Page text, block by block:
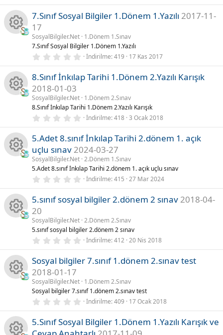
o
n
a
k
o
n
z
(
l
r
)
a
y
a
k
o
n
0
l
d
ı
z
(
a
r
a
y
a
k
o
n
u
7.Sınıf Sosyal Bilgiler 1.Dönem 1.Yazılı 2017-11-
17
SosyalBilgiler.Net 1.Dönem 1.Sınav
7.Sınıf Sosyal Bilgiler 1.Dönem 1.Yazılı
0
0
y
l
d
ı
z
(
a
r
)
İndirilme 419 17 Kas 2017
a
y
a
k
o
n
u
8.Sınıf İnkılap Tarihi 1.Dönem 2.Yazılı Karışık
2018-01-03
SosyalBilgiler.Net 1.Dönem 2.Sınav
8.Sınıf İnkılap Tarihi 1.Dönem 2.Yazılı Karışık
0
0
y
ı
l
d
ı
z
(
a
İndirilme 418 3 Ocak 2018
a
y
a
k
o
n
5.Adet 8.sınıf İnkılap Tarihi 2.dönem 1. açık
uçlu sınav 2024-03-27
SosyalBilgiler.Net 2.Dönem 1.Sınav
5.Adet 8.sınıf İnkılap Tarihi 2.dönem 1. açık uçlu sınav
0
0
l
d
ı
z
(
a
İndirilme 415 27 Mar 2024
a
y
a
k
5.sınıf sosyal bilgiler 2.dönem 2 sınav 2018-04-
20
SosyalBilgiler.Net 2.Dönem 2.Sınav
5.sınıf sosyal bilgiler 2.dönem 2 sınav
0
0
l
d
ı
z
(
a
r
İndirilme 412 20 Nis 2018
a
y
Sosyal bilgiler 7.sınıf 1.dönem 2.sınav test
2018-01-17
SosyalBilgiler.Net 1.Dönem 2.Sınav
Sosyal bilgiler 7.sınıf 1.dönem 2.sınav test
0
0
İndirilme 409 17 Ocak 2018
5.Sınıf Sosyal Bilgiler 1.Dönem 1.Yazılı Karışık ve